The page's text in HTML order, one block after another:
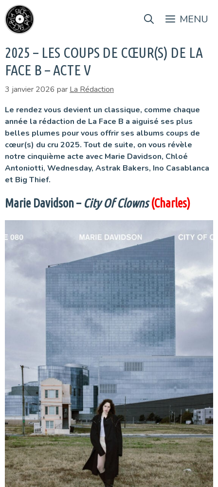
Aller
au
contenu
MENU
2025 – LES COUPS DE CŒUR(S) DE LA
FACE B – ACTE V
3 janvier 2026 par La Rédaction
Le rendez vous devient un classique, comme chaque
année la rédaction de La Face B a aiguisé ses plus
belles plumes pour vous offrir ses albums coups de
cœur(s) du cru 2025. Tout de suite, on vous révèle
notre cinquième acte avec Marie Davidson, Chloé
Antoniotti, Wednesday, Astrak Bakers, Ino Casablanca
et Big Thief.
Marie Davidson – City Of Clowns (Charles)